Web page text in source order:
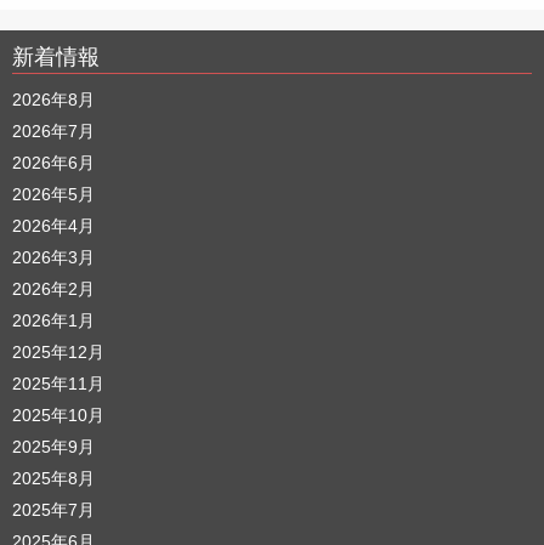
新着情報
2026年8月
2026年7月
2026年6月
2026年5月
2026年4月
2026年3月
2026年2月
2026年1月
2025年12月
2025年11月
2025年10月
2025年9月
2025年8月
2025年7月